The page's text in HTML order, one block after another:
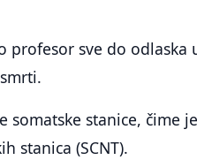
profesor sve do odlaska
stanice, čime je
stanica (SCNT).